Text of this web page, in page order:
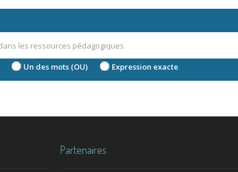
Un des mots (OU) Expression exacte
Partenaires